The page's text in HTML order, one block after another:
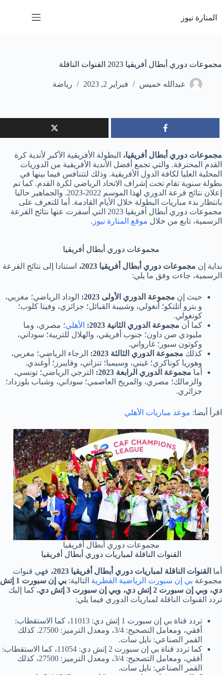
إلى
المحتوى
المنارة نيوز
مجموعات دوري أبطال أفريقيا 2023 القنوات الناقلة
عبدالله خميس فبراير 2, 2023 رياضة
مجموعات دوري أبطال أفريقيا، البطولة الأفريقية الأكبر لأندية كرة
القدم المحترفة. والتي تجمع أفضل الأندية الأفريقية من الدوريات
المحلية العليا لكافة الدول الأفريقية. وذلك لتتنافس فيما بينها في
بطولة سنوية تقام تحت إشراف الاتحاد الرياضي لكرة القدم. كما تم
إعلان نتائج قرعة الدوري لهذا الموسم 2022-2023. والجماهير حاليا
بانتظار بدء مباريات البطولة خلال الأيام القادمة. أما للتعرف على
مجموعات دوري أبطال أفريقيا 2023 التي أسفرت عنها نتائج القرعة
الرسمية، تابع من خلال موقع المنارة نيوز .
مجموعات دوري أبطال أفريقيا
بداية إن مجموعات دوري أبطال أفريقيا 2023،
استنادا إلى نتائج القرعة
الرسمية، جاءت وفق ما يلي:
حيث إن مجموعة الدوري الأولى 2023:
الوداد الرياضي؛ مغربي،
و بترو أتلتكو؛ أنغولي، وشبيبة القبائل؛ جزائري، وفيتا كلوب؛
كونغولي.
كما أن مجموعة الدوري الثانية 2023: الأهلي؛ مصري، وما
مليودي صن داون؛ جنوب أفريقي، والهلال للتربية؛ سوداني،
وكوتون سبور؛ غارواني.
كذلك مجموعة الدوري الثالثة 2023:
الرجاء الرياضي؛ مغربي،
وهوريا كوناكري؛ غيني، وسيمبا؛ تنزاني، وفايبرز؛ أوغندي.
أما مجموعة الدوري الرابعة 2023:
الترجي الرياضي؛ تونسي،
والزمالك؛ مصري، والمريخ العاصمي؛ سوداني، وشباب بلوزداد؛
جزائري.
اقرأ أيضا: موعد مباريات الأهلي
مجموعات دوري أبطال أفريقيا
القنوات الناقلة لمباريات دوري أبطال أفريقيا
أما القنوات الناقلة لمباريات دوري أبطال أفريقيا 2023،
فهي قنوات
مجموعة بي إن سبورت الرياضية القطرية التالية:
بي إن سبورت 1 إتش
دي، وبي إن سبورت 2 إتش دي، وبي إن سبورت 3 إتش دي.
كما إليك
تردد القنوات الناقلة لمباريات الدوري فيما يلي:
تردد قناة بي إن سبورت 1 إتش دي: 11013، كما الاستقطاب:
أفقي، ومعامل التصحيح: 3/4، ومعدل الترميز: 27500. كذلك
القمر الصناعي: نايل سات.
كما تردد قناة بي إن سبورت 2 إتش دي: 11054، كما الاستقطاب:
أفقي، ومعامل التصحيح: 3/4، ومعدل الترميز: 27500، كذلك
القمر الصناعي: نايل سات.